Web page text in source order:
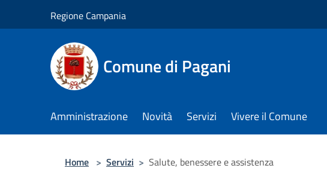
Regione Campania
Comune di Pagani
Amministrazione Novità Servizi Vivere il Comune
Home > Servizi > Salute, benessere e assistenza